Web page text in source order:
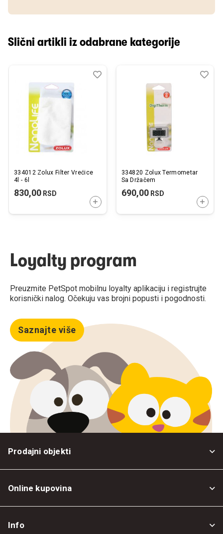
Slični artikli iz odabrane kategorije
334012 Zolux Filter Vrećice
4l - 6l
830,00 RSD
DODAJTE U KORPU
Dodaj
Uporedi
334820 Zolux Termometar
Sa Držačem
690,00RSD
Loyalty program
Preuzmite PetSpot mobilnu loyalty aplikaciju i registrujte
korisnički nalog. Očekuju vas brojni popusti i pogodnosti.
Saznajte više
Prodajni objekti
Online kupovina
Info